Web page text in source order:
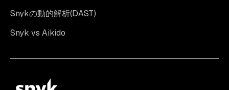
Snykの動的解析(DAST)
Snyk vs Aikido